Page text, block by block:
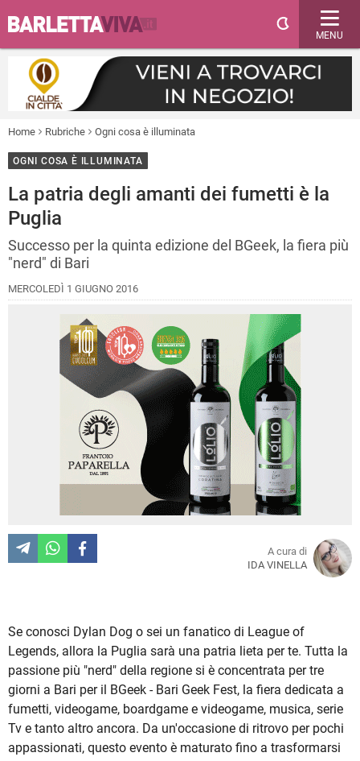
MENU
Home Rubriche Ogni cosa è illuminata
OGNI COSA È ILLUMINATA
La patria degli amanti dei fumetti è la
Puglia
Successo per la quinta edizione del BGeek, la fiera più
"nerd" di Bari
MERCOLEDÌ 1 GIUGNO 2016
A cura di
IDA VINELLA
Se conosci Dylan Dog o sei un fanatico di League of
Legends, allora la Puglia sarà una patria lieta per te. Tutta la
passione più "nerd" della regione si è concentrata per tre
giorni a Bari per il BGeek - Bari Geek Fest, la fiera dedicata a
fumetti, videogame, boardgame e videogame, musica, serie
Tv e tanto altro ancora. Da un'occasione di ritrovo per pochi
appassionati, questo evento è maturato fino a trasformarsi